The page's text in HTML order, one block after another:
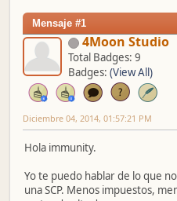
Mensaje #1
4Moon Studio
Total Badges: 9
Badges: (View All)
Diciembre 04, 2014, 01:57:21 PM
Hola immunity.
Yo te puedo hablar de lo que
una SCP. Menos impuestos,